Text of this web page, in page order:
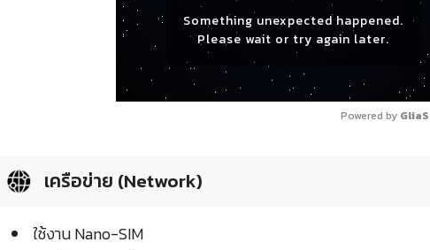
Something unexpected happened.
Please wait or try again later.
Powered by
เครือข่าย (Network)
ใช้งาน Nano-SIM